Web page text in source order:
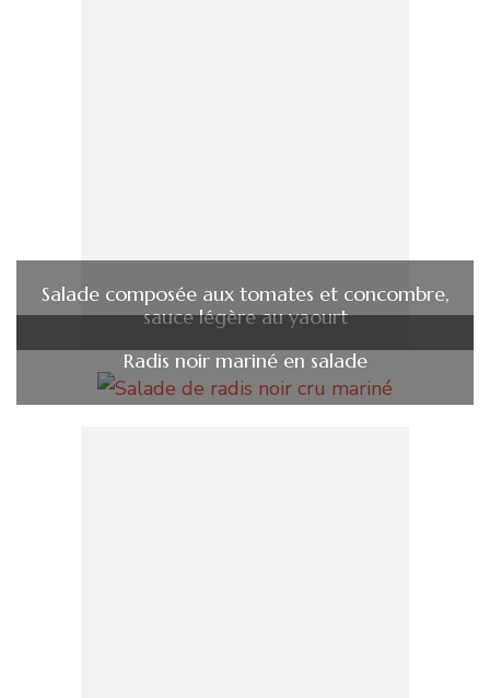
Salade composée aux tomates et concombre,
sauce légère au yaourt
Radis noir mariné en salade